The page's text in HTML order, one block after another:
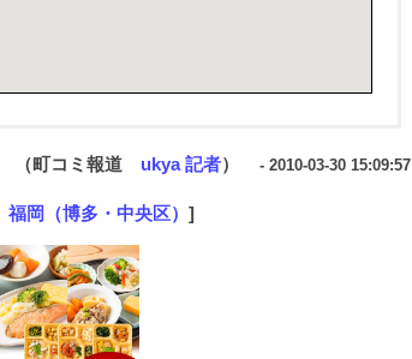
（町コミ報道 ukya 記者） - 2010-03-30 15:09:57
福岡（博多・中央区） ]